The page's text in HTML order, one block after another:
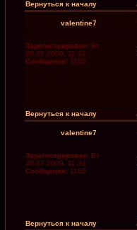
Вернуться к началу
valentine7
Зарегистрирован: Вт
28.07.2009, 11:31
Сообщения: 1185
Вернуться к началу
valentine7
Зарегистрирован: Вт
28.07.2009, 11:31
Сообщения: 1185
Вернуться к началу